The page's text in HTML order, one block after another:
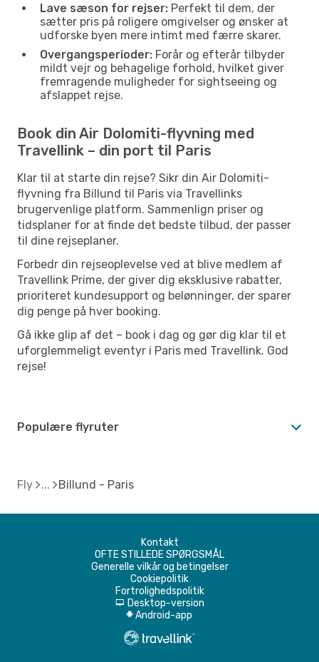
Lave sæson for rejser: Perfekt til dem, der
sætter pris på roligere omgivelser og ønsker at
udforske byen mere intimt med færre skarer.
Overgangsperioder: Forår og efterår tilbyder
mildt vejr og behagelige forhold, hvilket giver
fremragende muligheder for sightseeing og
afslappet rejse.
Book din Air Dolomiti-flyvning med
Travellink – din port til Paris
Klar til at starte din rejse? Sikr din Air Dolomiti-
flyvning fra Billund til Paris via Travellinks
brugervenlige platform. Sammenlign priser og
tidsplaner for at finde det bedste tilbud, der passer
til dine rejseplaner.
Forbedr din rejseoplevelse ved at blive medlem af
Travellink Prime, der giver dig eksklusive rabatter,
prioriteret kundesupport og belønninger, der sparer
dig penge på hver booking.
Gå ikke glip af det – book i dag og gør dig klar til et
uforglemmeligt eventyr i Paris med Travellink. God
rejse!
Populære flyruter
Fly Billund - Paris
Kontakt
OFTE STILLEDE SPØRGSMÅL
Generelle vilkår og betingelser
Cookiepolitik
Fortrolighedspolitik
d Desktop-version
A Android-app